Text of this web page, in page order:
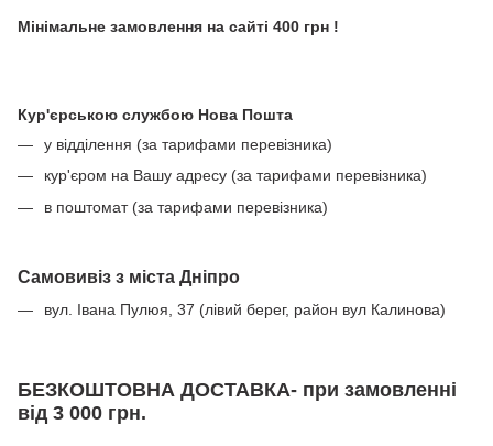
Мінімальне замовлення на сайті 400 грн !
Кур'єрською службою Нова Пошта
у відділення (за тарифами перевізника)
кур'єром на Вашу адресу (за тарифами перевізника)
в поштомат (за тарифами перевізника)
Самовивіз з міста Дніпро
вул. Івана Пулюя, 37 (лівий берег, район вул Калинова)
БЕЗКОШТОВНА ДОСТАВКА- при замовленні
від 3 000 грн.